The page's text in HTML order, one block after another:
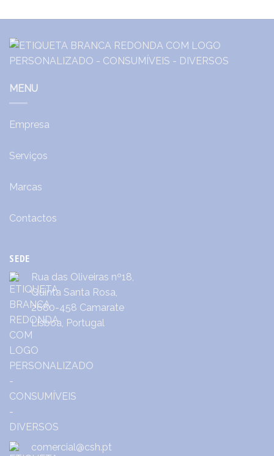
MENU
Empresa
Serviços
Marcas
Contactos
SEDE
Rua das Oliveiras nº18,
Quinta Santa Rosa,
2680-458 Camarate
Lisboa, Portugal
comercial@csh.pt